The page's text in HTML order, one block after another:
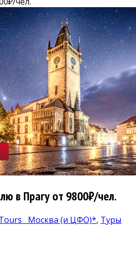
в Прагу от 9800₽/чел.
Москва (и ЦФО)*, Туры